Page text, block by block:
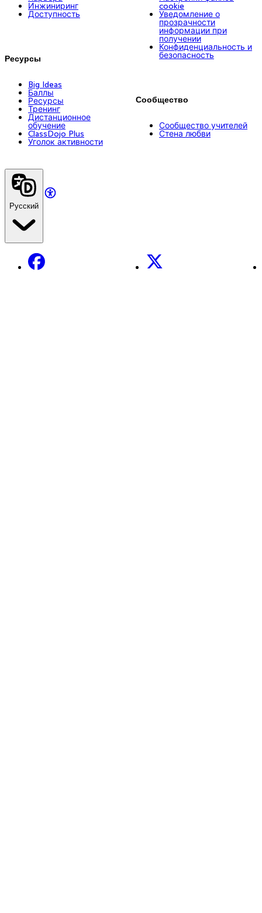
Инжиниринг
Доступность
Ресурсы
Big Ideas
Баллы
Ресурсы
Тренинг
Дистанционное
обучение
ClassDojo Plus
Уголок активности
cookie
Уведомление о
прозрачности
информации при
получении
Конфиденциальность и
безопасность
Сообщество
Сообщество учителей
Стена любви
Русский
Facebook X